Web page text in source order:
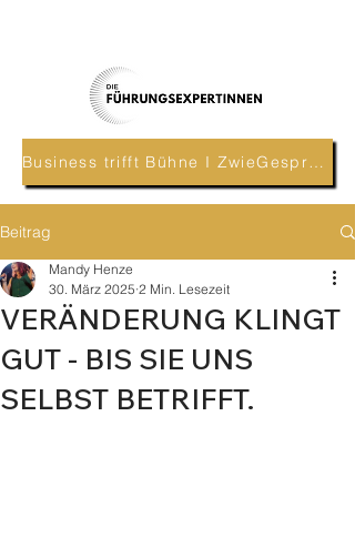
Business trifft Bühne I ZwieGespräch
Beitrag
VERÄNDERUNG KLINGT
GUT - BIS SIE UNS
SELBST BETRIFFT.
Mandy Henze
30. März 2025 2 Min. Lesezeit